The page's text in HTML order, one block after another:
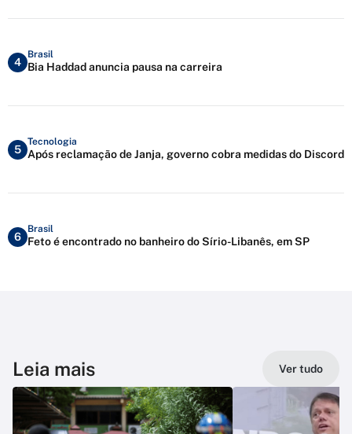
4
Brasil
Bia Haddad anuncia pausa na carreira
5
Tecnologia
Após reclamação de Janja, governo cobra medidas do Discord
6
Brasil
Feto é encontrado no banheiro do Sírio-Libanês, em SP
Leia mais Ver tudo